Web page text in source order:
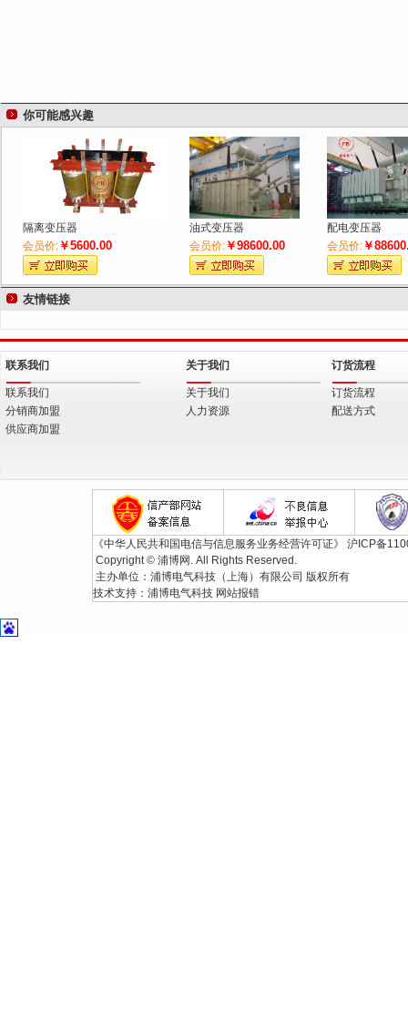
你可能感兴趣
隔离变压器
会员价:￥5600.00
油式变压器
会员价:￥98600.00
配电变压器
会员价:￥
友情链接
联系我们
联系我们
分销商加盟
供应商加盟
关于我们
关于我们
人力资源
订货流程
订货流程
配送方式
《中华人民共和国电信与信息服务业务经营许可证》 沪ICP备
Copyright © 浦博网. All Rights Reserved.
主办单位：浦博电气科技（上海）有限公司 版权所有
技术支持： 浦博电气科技 网站报错